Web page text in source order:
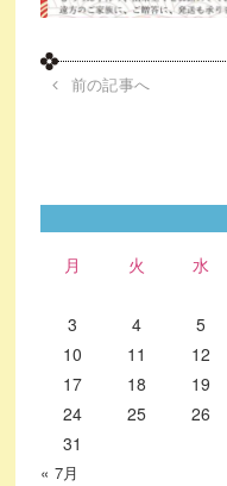
前の記事へ
月 火 水
3
4 5
10
11 12
17
18 19
24
25 26
31
« 7月